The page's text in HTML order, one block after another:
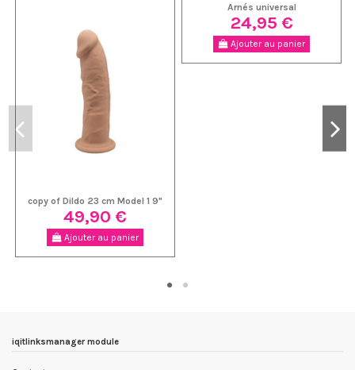
copy of Dildo 23 cm Model 1 9"
49,90 €
Ajouter au panier
Arnés universal
24,95 €
Ajouter au panier
iqitlinksmanager module